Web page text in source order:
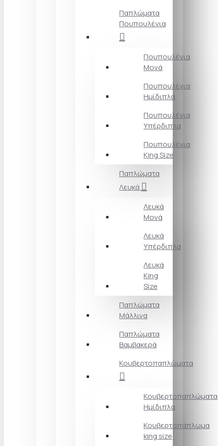
Παπλώματα
Πουπουλένια
Πουπουλένια
Μονά
Πουπουλένια
Ημίδιπλα
Πουπουλένια
Υπέρδιπλα
Πουπουλένια
King Size
Παπλώματα
Λευκά
Λευκά
Μονά
Λευκά
Υπέρδιπλα
Λευκά
King
Size
Παπλώματα
Μάλλινα
Παπλώματα
Βαμβακερά
Κουβερτοπαπλώματα
Κουβερτοπαπλώματα
Ημίδιπλα
Κουβερτοπάπλωμα
king size